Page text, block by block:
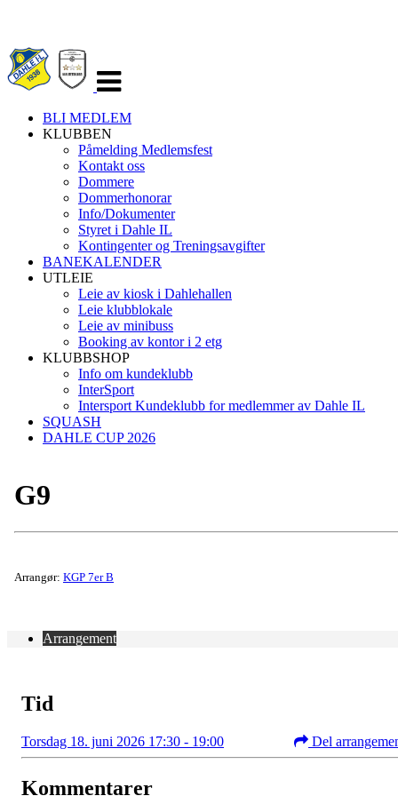
navigasjon
BLI MEDLEM
KLUBBEN
Påmelding Medlemsfest
Kontakt oss
Dommere
Dommerhonorar
Info/Dokumenter
Styret i Dahle IL
Kontingenter og Treningsavgifter
BANEKALENDER
UTLEIE
Leie av kiosk i Dahlehallen
Leie klubblokale
Leie av minibuss
Booking av kontor i 2 etg
KLUBBSHOP
Info om kundeklubb
InterSport
Intersport Kundeklubb for medlemmer av Dahle IL
SQUASH
DAHLE CUP 2026
G9
Arrangør: KGP 7er B
Arrangement
Tid
Torsdag 18. juni 2026 17:30 - 19:00 Del
Kommentarer